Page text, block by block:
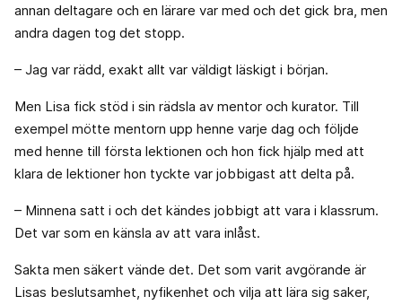
annan deltagare och en lärare var med och det gick bra, men
andra dagen tog det stopp.
– Jag var rädd, exakt allt var väldigt läskigt i början.
Men Lisa fick stöd i sin rädsla av mentor och kurator. Till
exempel mötte mentorn upp henne varje dag och följde
med henne till första lektionen och hon fick hjälp med att
klara de lektioner hon tyckte var jobbigast att delta på.
– Minnena satt i och det kändes jobbigt att vara i klassrum.
Det var som en känsla av att vara inlåst.
Sakta men säkert vände det. Det som varit avgörande är
Lisas beslutsamhet, nyfikenhet och vilja att lära sig saker,